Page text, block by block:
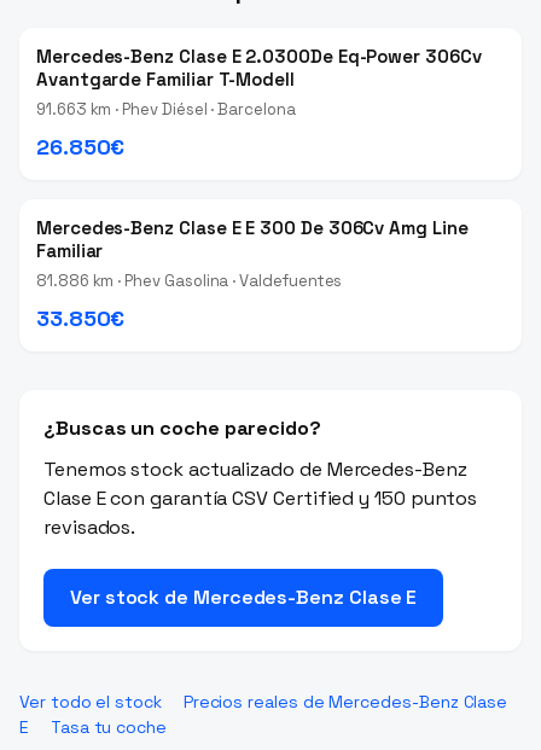
Mercedes-Benz Clase E 2.0300De Eq-Power 306Cv
Avantgarde Familiar T-Modell
91.663 km · Phev Diésel · Barcelona
26.850€
Mercedes-Benz Clase E E 300 De 306Cv Amg Line
Familiar
81.886 km · Phev Gasolina · Valdefuentes
33.850€
¿Buscas un coche parecido?
Tenemos stock actualizado de Mercedes-Benz
Clase E con garantía CSV Certified y 150 puntos
revisados.
Ver stock de Mercedes-Benz Clase E
Ver todo el stock
Precios reales de Mercedes-Benz Clase
E
Tasa tu coche